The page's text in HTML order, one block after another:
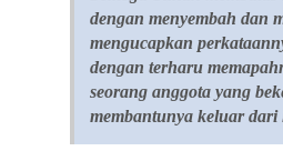
dengan menyembah dan
mengucapkan
dengan terharu
seorang anggota yang
membantunya keluar dari